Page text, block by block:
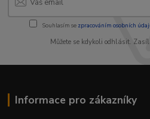
Souhlasím se zpracováním osobních
Můžete se kdykoli odhlásit.
Informace pro zákazníky